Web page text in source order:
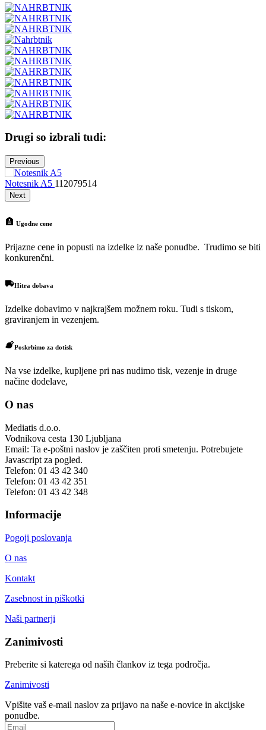
Drugi so izbrali tudi:
Previous
Notesnik A5 112079514
Next
Ugodne cene
Prijazne cene in popusti na izdelke iz naše ponudbe. Trudimo se biti
konkurenčni.
Hitra dobava
Izdelke dobavimo v najkrajšem možnem roku. Tudi s tiskom,
graviranjem in vezenjem.
Poskrbimo za dotisk
Na vse izdelke, kupljene pri nas nudimo tisk, vezenje in druge
načine dodelave,
O nas
Mediatis d.o.o.
Vodnikova cesta 130 Ljubljana
Email: Ta e-poštni naslov je zaščiten proti smetenju. Potrebujete
Javascript za pogled.
Telefon: 01 43 42 340
Telefon: 01 43 42 351
Telefon: 01 43 42 348
Informacije
Pogoji poslovanja
O nas
Kontakt
Zasebnost in piškotki
Naši partnerji
Zanimivosti
Preberite si katerega od naših člankov iz tega področja.
Zanimivosti
Vpišite vaš e-mail naslov za prijavo na naše e-novice in akcijske
ponudbe.